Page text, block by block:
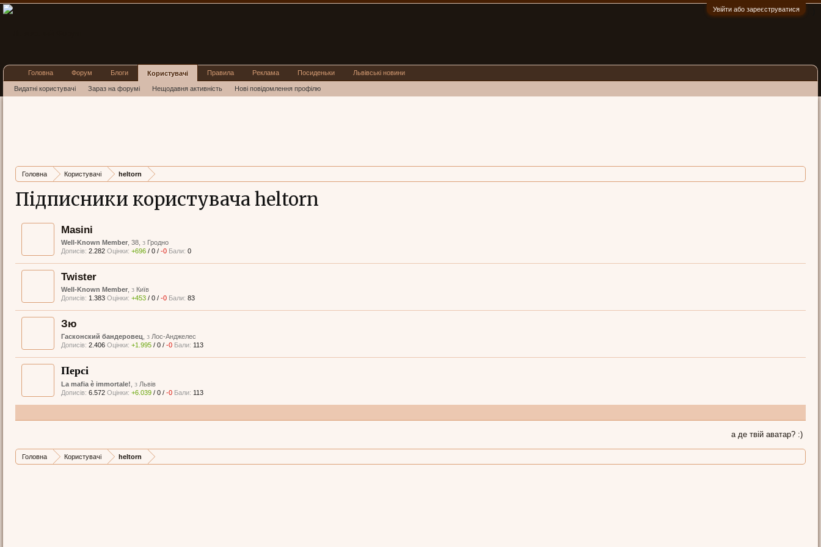
Увійти або зареєструватися
Головна Користувачі heltorn
Підписники користувача heltorn
Masini
Well-Known Member , 38, з Гродно
Дописів: 2.282 Оцінки: +696 / 0 / -0 Бали: 0
Twister
Well-Known Member з Київ
Дописів: 1.383 Оцінки: +453 / 0 / -0 Бали: 83
Зю
Гасконский бандеровец з Лос-Анджелес
Дописів: 2.406 Оцінки: +1.995 / 0 / -0 Бали: 113
Персі
La mafia è immortale! з Львів
Дописів: 6.572 Оцінки: +6.039 / 0 / -0 Бали: 113
а де твій аватар? :)
Головна Користувачі heltorn
Головна Форум Блоги Користувачі
Видатні користувачі Зараз на форумі Нещодавня активність Нові повідомлення профілю
Правила Реклама Посиденьки Львівські новини